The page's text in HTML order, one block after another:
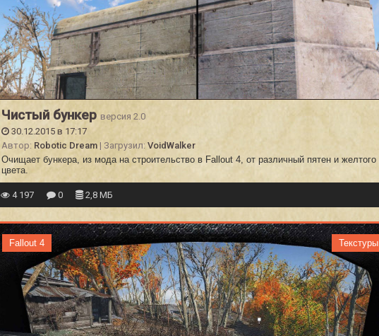
Чистый бункер версия 2.0
30.12.2015 в 17:17
Автор: Robotic Dream | Загрузил: VoidWalker
Очищает бункера, из мода на строительство в Fallout 4, от различный пятен и желтого
цвета.
4 197 0 2,8 МБ
Fallout 4 Текстуры